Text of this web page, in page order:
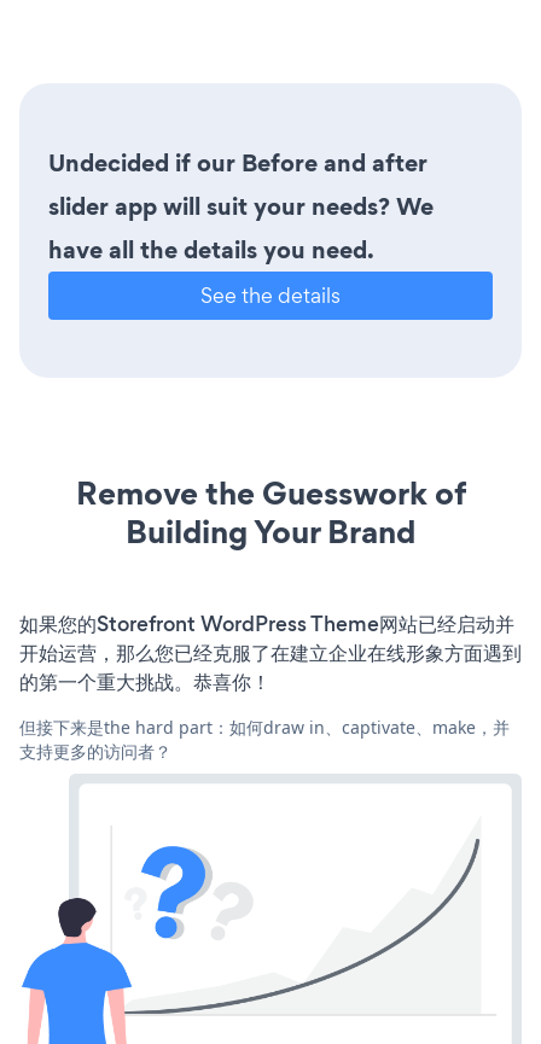
Undecided if our Before and after
slider app will suit your needs? We
have all the details you need.
See the details
Remove the Guesswork of
Building Your Brand
如果您的Storefront WordPress Theme网站已经启动并
开始运营，那么您已经克服了在建立企业在线形象方面遇到
的第一个重大挑战。恭喜你！
但接下来是the hard part：如何draw in、captivate、make，并
支持更多的访问者？